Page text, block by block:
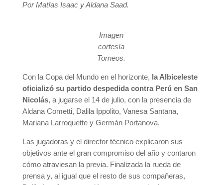
Por Matías Isaac y Aldana Saad.
Imagen
cortesía
Torneos.
Con la Copa del Mundo en el horizonte, la Albiceleste
oficializó su partido despedida contra Perú en San
Nicolás, a jugarse el 14 de julio, con la presencia de
Aldana Cometti, Dalila Ippolito, Vanesa Santana,
Mariana Larroquette y Germán Portanova.
Las jugadoras y el director técnico explicaron sus
objetivos ante el gran compromiso del año y contaron
cómo atraviesan la previa. Finalizada la rueda de
prensa y, al igual que el resto de sus compañeras,